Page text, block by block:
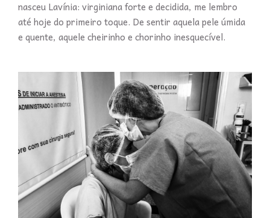
nasceu Lavínia: virginiana forte e decidida, me lembro
até hoje do primeiro toque. De sentir aquela pele úmida
e quente, aquele cheirinho e chorinho inesquecível.